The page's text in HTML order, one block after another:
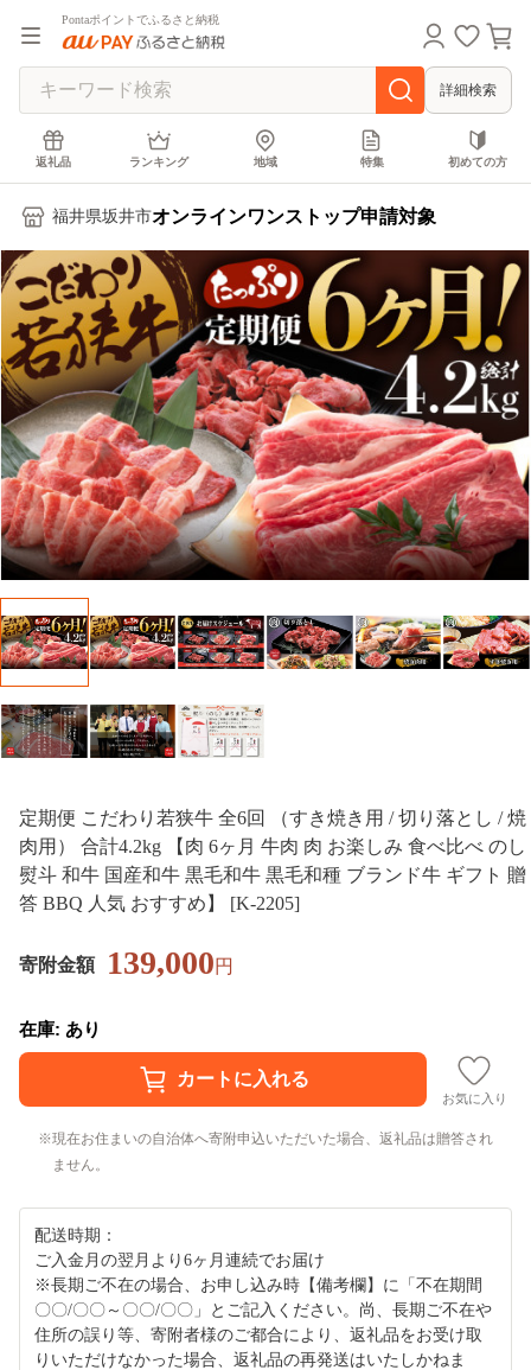
Pontaポイントでふるさと納税
詳細検索
返礼品 ランキング 地域 特集 初めての方
福井県坂井市オンラインワンストップ申請対象
定期便 こだわり若狭牛 全6回 （すき焼き用 / 切り落とし / 焼
肉用） 合計4.2kg 【肉 6ヶ月 牛肉 肉 お楽しみ 食べ比べ のし
熨斗 和牛 国産和牛 黒毛和牛 黒毛和種 ブランド牛 ギフト 贈
答 BBQ 人気 おすすめ】 [K-2205]
寄附金額 139,000円
在庫: あり
お気に入り
現在お住まいの自治体へ寄附申込いただいた場合、返礼品は贈答され
ません。
配送時期：
ご入金月の翌月より6ヶ月連続でお届け
※長期ご不在の場合、お申し込み時【備考欄】に「不在期間
〇〇/〇〇～〇〇/〇〇」とご記入ください。尚、長期ご不在や
住所の誤り等、寄附者様のご都合により、返礼品をお受け取
りいただけなかった場合、返礼品の再発送はいたしかねま